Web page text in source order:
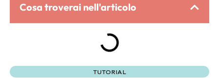
Cosa troverai nell'articolo
TUTORIAL